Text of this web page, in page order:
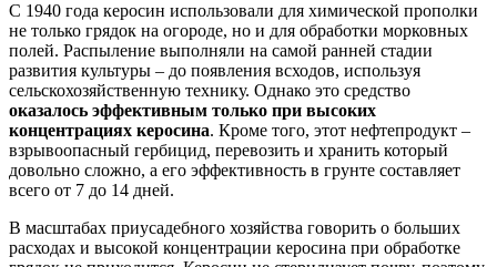
С 1940 года керосин использовали для химической прополки
не только грядок на огороде, но и для обработки морковных
полей. Распыление выполняли на самой ранней стадии
развития культуры – до появления всходов, используя
сельскохозяйственную технику. Однако это средство
оказалось эффективным только при высоких
концентрациях керосина. Кроме того, этот нефтепродукт –
взрывоопасный гербицид, перевозить и хранить который
довольно сложно, а его эффективность в грунте составляет
всего от 7 до 14 дней.
В масштабах приусадебного хозяйства говорить о больших
расходах и высокой концентрации керосина при обработке